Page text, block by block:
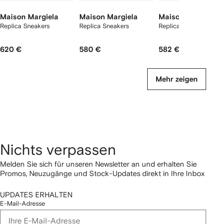
Maison Margiela
Replica Sneakers
620 €
Maison Margiela
Replica Sneakers
580 €
Maison Margiela
Replica Sneakers
582 €
Mehr zeigen
Nichts verpassen
Melden Sie sich für unseren Newsletter an und erhalten Sie
Promos, Neuzugänge und Stock-Updates direkt in Ihre Inbox
UPDATES ERHALTEN
E-Mail-Adresse